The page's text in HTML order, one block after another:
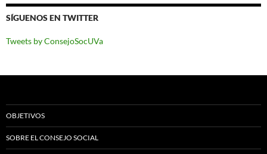
SÍGUENOS EN TWITTER
Tweets by ConsejoSocUVa
OBJETIVOS
SOBRE EL CONSEJO SOCIAL